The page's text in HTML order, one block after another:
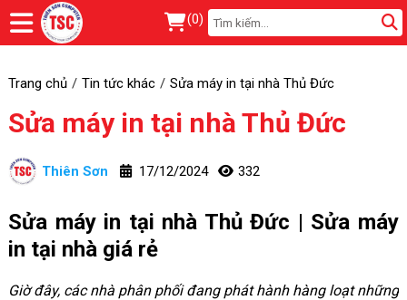
(0)
Trang chủ Tin tức khác Sửa máy in tại nhà Thủ Đức
Sửa máy in tại nhà Thủ Đức
Thiên Sơn 17/12/2024 332
Sửa máy in tại nhà Thủ Đức | Sửa máy
in tại nhà giá rẻ
Giờ đây, các nhà phân phối đang phát hành hàng loạt những